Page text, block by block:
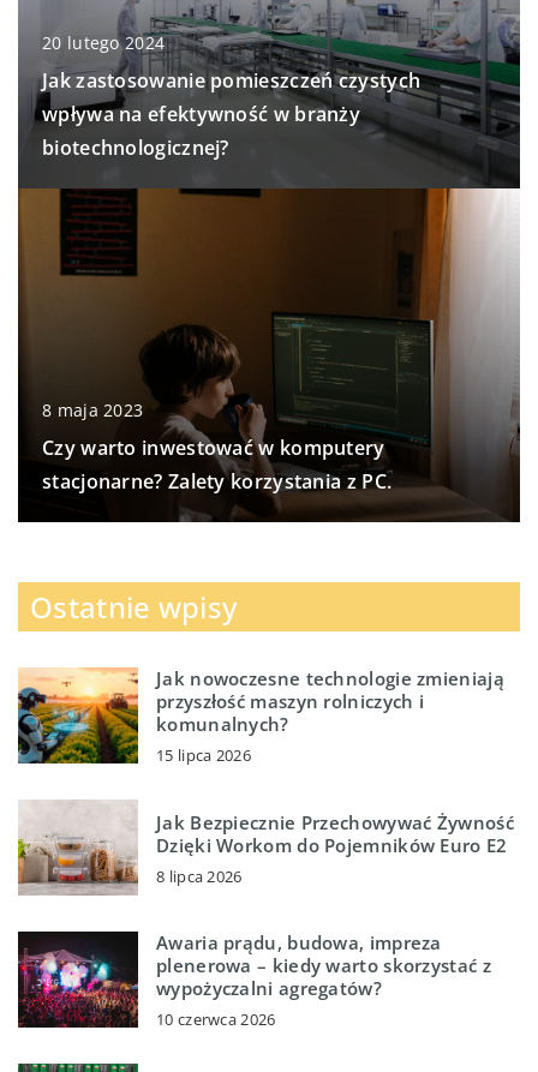
20 lutego 2024
Jak zastosowanie pomieszczeń czystych
wpływa na efektywność w branży
biotechnologicznej?
8 maja 2023
Czy warto inwestować w komputery
stacjonarne? Zalety korzystania z PC.
Ostatnie wpisy
Jak nowoczesne technologie zmieniają
przyszłość maszyn rolniczych i
komunalnych?
15 lipca 2026
Jak Bezpiecznie Przechowywać Żywność
Dzięki Workom do Pojemników Euro E2
8 lipca 2026
Awaria prądu, budowa, impreza
plenerowa – kiedy warto skorzystać z
wypożyczalni agregatów?
10 czerwca 2026